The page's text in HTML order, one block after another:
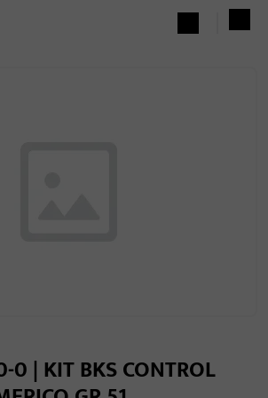
0 | KIT BKS CONTROL